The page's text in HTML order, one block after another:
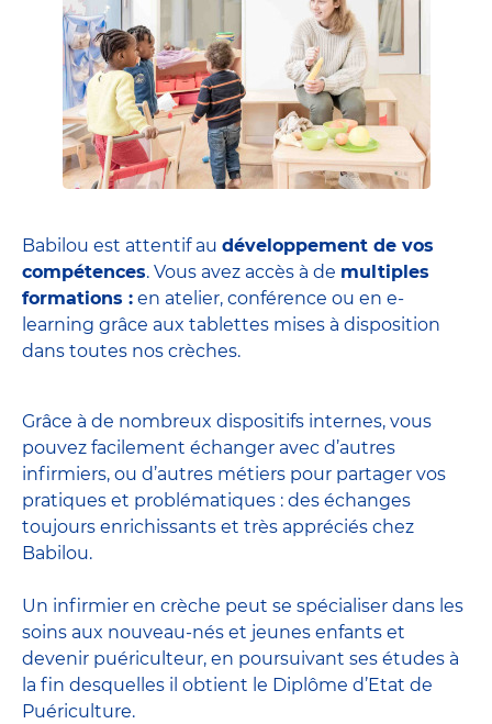
Babilou est attentif au développement de vos
compétences. Vous avez accès à de multiples
formations : en atelier, conférence ou en e-
learning grâce aux tablettes mises à disposition
dans toutes nos crèches.
Grâce à de nombreux dispositifs internes, vous
pouvez facilement échanger avec d’autres
infirmiers, ou d’autres métiers pour partager vos
pratiques et problématiques : des échanges
toujours enrichissants et très appréciés chez
Babilou.
Un infirmier en crèche peut se spécialiser dans les
soins aux nouveau-nés et jeunes enfants et
devenir puériculteur, en poursuivant ses études à
la fin desquelles il obtient le Diplôme d’Etat de
Puériculture.